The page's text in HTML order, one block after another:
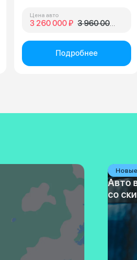
Цена авто
3 260 000 ₽ 3 960 000 ₽
Подробнее
Авто
со